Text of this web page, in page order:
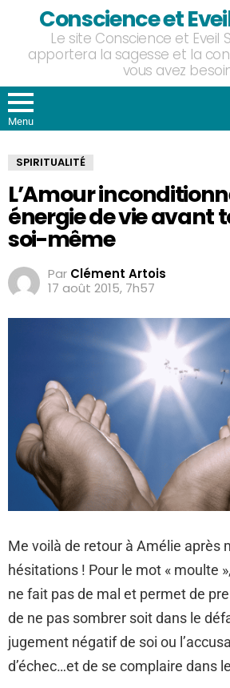
Conscience et
Le site Conscience et Eveil
apportera la sagesse et la
vous avez
Menu
SPIRITUALITÉ
L’Amour
énergie de vie avant
soi-même
Par Clément Artois
17 août 2015, 7h57
Me voilà de retour à Amélie après
hésitations ! Pour le mot « moulte
ne fait pas de mal et permet de
de ne pas sombrer soit dans le
jugement négatif de soi ou
d’échec…et de se complaire dans